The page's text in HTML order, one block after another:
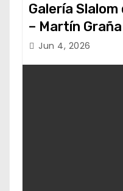
Galería
– Martín Graña
Jun 4, 2026